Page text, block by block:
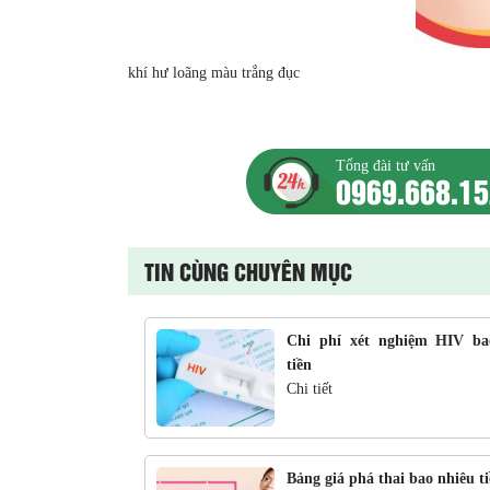
khí hư loãng màu trắng đục
Tổng đài tư vấn
TIN CÙNG CHUYÊN MỤC
Chi phí xét nghiệm HIV
tiền
Chi tiết
Bảng giá phá thai bao nhiêu